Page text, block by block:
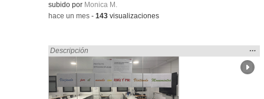
Contenido educativo.
subido por Monica M.
-hace un mes -143 visualizaciones
Encontrado «Diseño» en:
Descripción
la
…